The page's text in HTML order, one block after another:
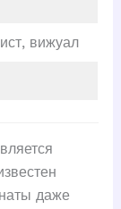
вижуал
даже